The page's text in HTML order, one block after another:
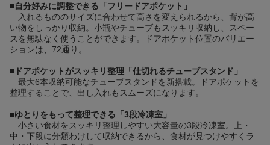
■自分好みに調整できる「フリードアポケット」
入れるもののサイズに合わせて高さを変えられるから、背が高
い物をしっかり収納。小瓶やチューブもスッキリ収納し、スペー
スを無駄なく使うことができます。ドアポケット位置のバリエー
ションは、72通り。
■ ドアポケットがスッキリ整理「仕切れるチューブスタンド」
最大6本収納可能なチューブスタンドを新搭載。ドアポケットを
整理することで、出し入れもスムーズになります。
■ゆとりをもって整理できる「3段冷凍室」
小さい食材をスッキリ整理しやすい大容量の3段冷凍室。上・
中・下段に分類わけして収納できるから、食材が見つけやすくラ